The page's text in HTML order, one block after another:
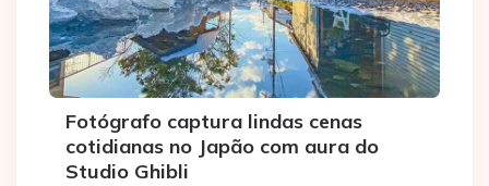
Fotógrafo captura lindas cenas
cotidianas no Japão com aura do
Studio Ghibli